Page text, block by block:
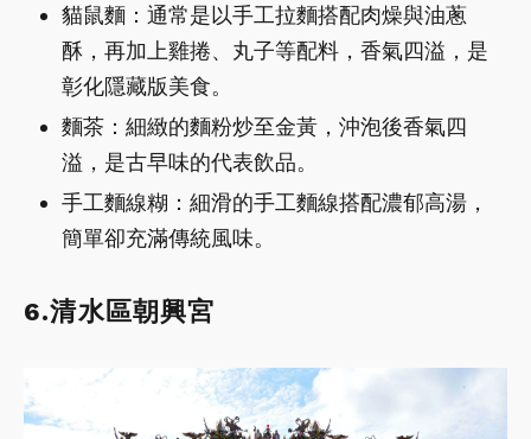
貓鼠麵：通常是以手工拉麵搭配肉燥與油蔥
酥，再加上雞捲、丸子等配料，香氣四溢，是
彰化隱藏版美食。
麵茶：細緻的麵粉炒至金黃，沖泡後香氣四
溢，是古早味的代表飲品。
手工麵線糊：細滑的手工麵線搭配濃郁高湯，
簡單卻充滿傳統風味。
6.清水區朝興宮